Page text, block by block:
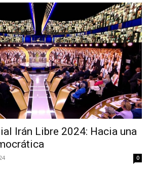
Irán Libre 2024: Hacia una
0